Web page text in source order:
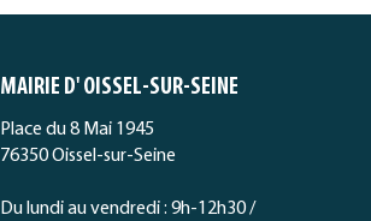
MAIRIE D' OISSEL-SUR-SEINE
Place du 8 Mai 1945
76350 Oissel-sur-Seine
Du lundi au vendredi : 9h-12h30 /